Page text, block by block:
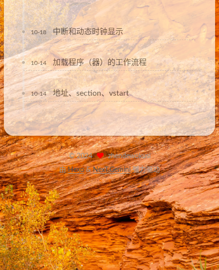
10-18 中断和动态时钟显示
10-14 加载程序（器）的工作流程
10-14 地址、section、vstart
©2024
zhendewokusi
由Hexo&NexT.Gemini强力驱动